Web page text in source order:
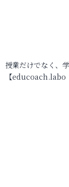
授業だけでなく、
【educoach.labo